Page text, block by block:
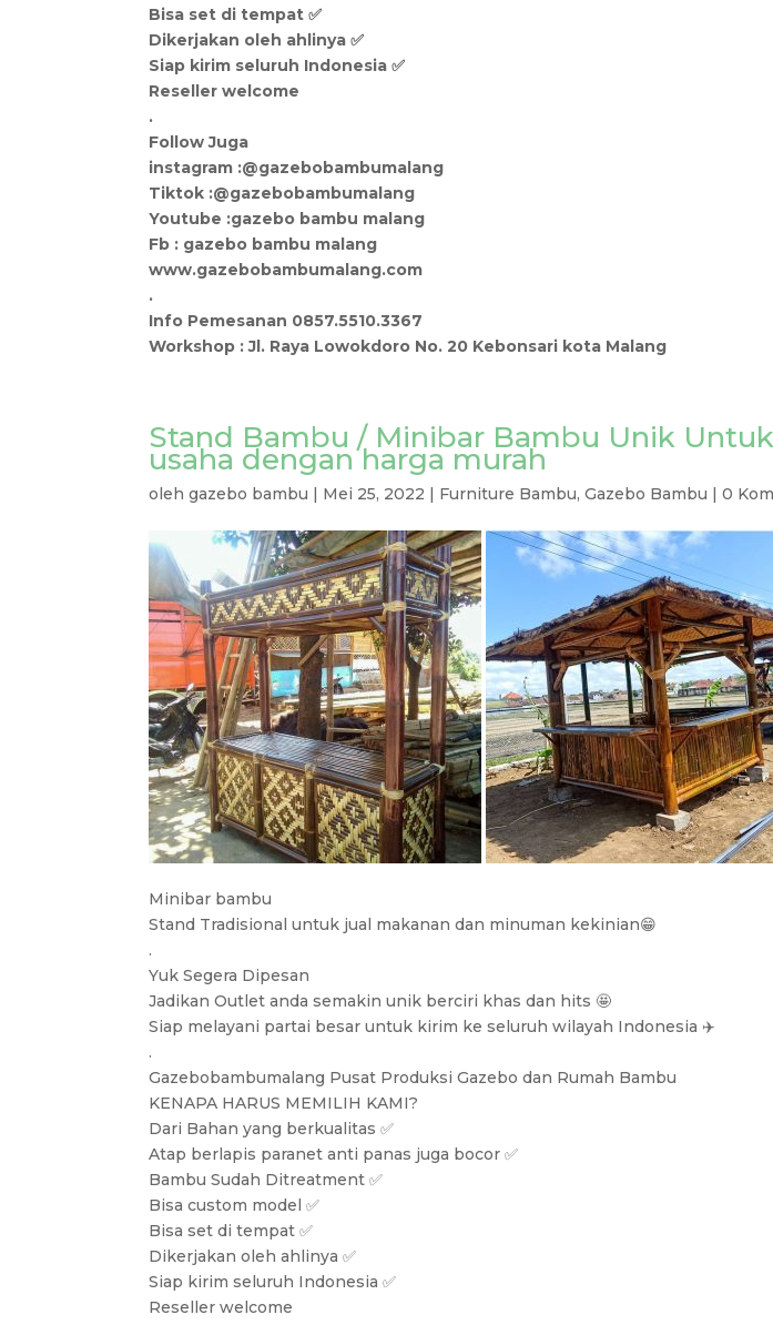
Bisa set di tempat ✅
Dikerjakan oleh ahlinya ✅
Siap kirim seluruh Indonesia ✅
Reseller welcome
.
Follow Juga
instagram :@gazebobambumalang
Tiktok :@gazebobambumalang
Youtube :gazebo bambu malang
Fb : gazebo bambu malang
www.gazebobambumalang.com
.
Info Pemesanan 0857.5510.3367
Workshop : Jl. Raya Lowokdoro No. 20 Kebonsari kota Malang
Stand Bambu / Minibar Bambu Unik
usaha dengan harga murah
olehgazebo bambu | Mei 25, 2022 | Furniture Bambu,Gazebo Bambu |0
Minibar bambu
Stand Tradisional untuk jual makanan dan minuman kekinian😁
.
Yuk Segera Dipesan
Jadikan Outlet anda semakin unik berciri khas dan hits 🤩
Siap melayani partai besar untuk kirim ke seluruh wilayah Indonesia ✈️
.
Gazebobambumalang Pusat Produksi Gazebo dan Rumah Bambu
KENAPA HARUS MEMILIH KAMI?
Dari Bahan yang berkualitas ✅
Atap berlapis paranet anti panas juga bocor ✅
Bambu Sudah Ditreatment ✅
Bisa custom model ✅
Bisa set di tempat ✅
Dikerjakan oleh ahlinya ✅
Siap kirim seluruh Indonesia ✅
Reseller welcome